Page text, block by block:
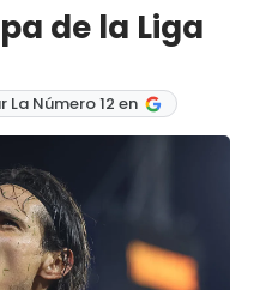
de la Liga
La Número 12 en